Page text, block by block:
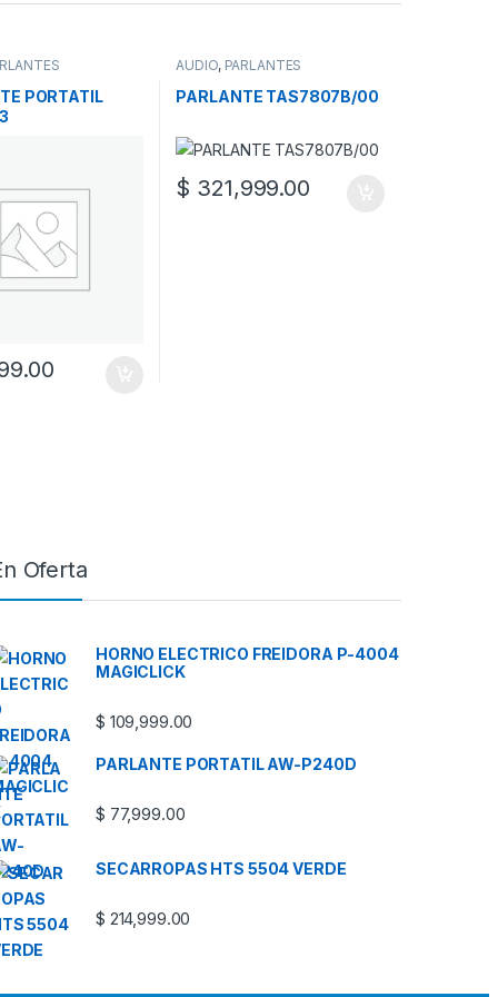
PORTATIL
AUDIO, PARLANTES
PARLANTE TAS7807B/00
$ 321,999.00
Oferta
HORNO ELECTRICO FREIDORA P-4004
MAGICLICK
$ 109,999.00
PARLANTE PORTATIL AW-P240D
$ 77,999.00
SECARROPAS HTS 5504 VERDE
$ 214,999.00